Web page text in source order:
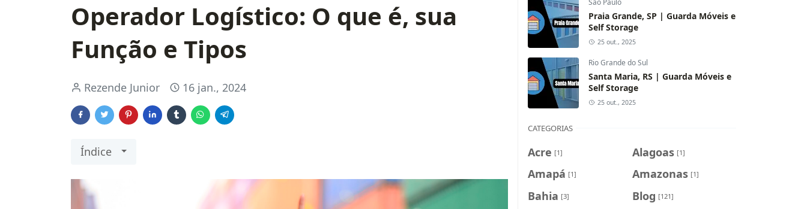
Operador Logístico: O que é, sua
Função e Tipos
Rezende Junior 16 jan., 2024
Índice
Praia Grande, SP | Guarda Móveis e
Self Storage
25 out., 2025
Rio Grande do Sul
Santa Maria, RS | Guarda Móveis e
Self Storage
25 out., 2025
CATEGORIAS
Acre [1] Alagoas [1]
Amapá [1] Amazonas [1]
Bahia [3] Blog [121]